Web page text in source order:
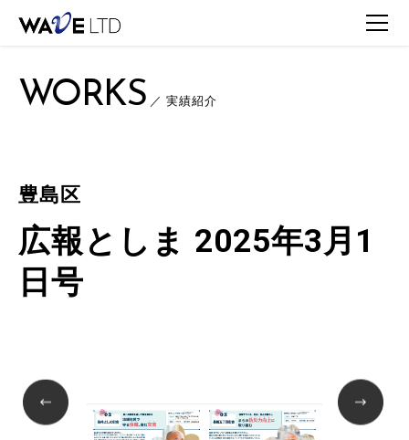
TOP WORKS WORKS一覧
WORKS ／ 実績紹介
豊島区
広報としま 2025年3月1
日号